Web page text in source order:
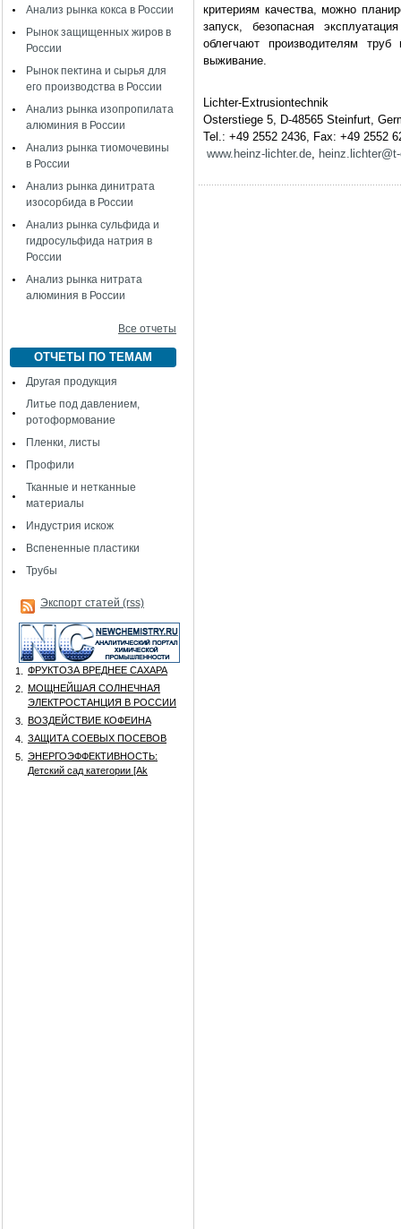
Анализ рынка кокса в России
Рынок защищенных жиров в
России
Рынок пектина и сырья для
его производства в России
Анализ рынка изопропилата
алюминия в России
Анализ рынка тиомочевины
в России
Анализ рынка динитрата
изосорбида в России
Анализ рынка сульфида и
гидросульфида натрия в
России
Анализ рынка нитрата
алюминия в России
Все отчеты
ОТЧЕТЫ ПО ТЕМАМ
Другая продукция
Литье под давлением,
ротоформование
Пленки, листы
Профили
Тканные и нетканные
материалы
Индустрия искож
Вспененные пластики
Трубы
Экспорт статей (rss)
1.
ФРУКТОЗА ВРЕДНЕЕ САХАРА
2.
МОЩНЕЙШАЯ СОЛНЕЧНАЯ
ЭЛЕКТРОСТАНЦИЯ В РОССИИ
3.
ВОЗДЕЙСТВИЕ КОФЕИНА
4.
ЗАЩИТА СОЕВЫХ ПОСЕВОВ
5.
ЭНЕРГОЭФФЕКТИВНОСТЬ:
Детский сад категории [Аk
критериям качества, можно
запуск, безопасная
облегчают производителям
выживание.
Lichter-Extrusiontechnik
Osterstiege 5, D-48565 Steinfurt,
Tel.: +49 2552 2436, Fax: +49 2552
www.heinz-lichter.de,